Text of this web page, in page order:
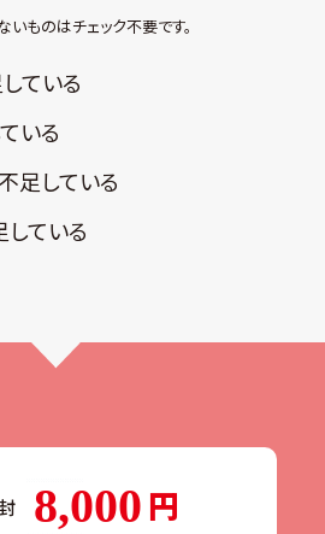
ものはチェック不要です。
ている
いる
⾜している
している
8,000